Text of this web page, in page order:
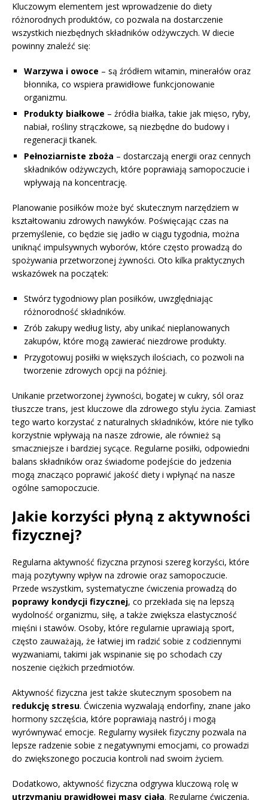
Kluczowym elementem jest wprowadzenie do diety
różnorodnych produktów, co pozwala na dostarczenie
wszystkich niezbędnych składników odżywczych. W diecie
powinny znaleźć się:
Warzywa i owoce – są źródłem witamin, minerałów oraz
błonnika, co wspiera prawidłowe funkcjonowanie
organizmu.
Produkty białkowe – źródła białka, takie jak mięso, ryby,
nabiał, rośliny strączkowe, są niezbędne do budowy i
regeneracji tkanek.
Pełnoziarniste zboża – dostarczają energii oraz cennych
składników odżywczych, które poprawiają samopoczucie i
wpływają na koncentrację.
Planowanie posiłków może być skutecznym narzędziem w
kształtowaniu zdrowych nawyków. Poświęcając czas na
przemyślenie, co będzie się jadło w ciągu tygodnia, można
uniknąć impulsywnych wyborów, które często prowadzą do
spożywania przetworzonej żywności. Oto kilka praktycznych
wskazówek na początek:
Stwórz tygodniowy plan posiłków, uwzględniając
różnorodność składników.
Zrób zakupy według listy, aby unikać nieplanowanych
zakupów, które mogą zawierać niezdrowe produkty.
Przygotowuj posiłki w większych ilościach, co pozwoli na
tworzenie zdrowych opcji na później.
Unikanie przetworzonej żywności, bogatej w cukry, sól oraz
tłuszcze trans, jest kluczowe dla zdrowego stylu życia. Zamiast
tego warto korzystać z naturalnych składników, które nie tylko
korzystnie wpływają na nasze zdrowie, ale również są
smaczniejsze i bardziej sycące. Regularne posiłki, odpowiedni
balans składników oraz świadome podejście do jedzenia
mogą znacząco poprawić jakość diety i wpłynąć na nasze
ogólne samopoczucie.
Jakie korzyści płyną z aktywności
fizycznej?
Regularna aktywność fizyczna przynosi szereg korzyści, które
mają pozytywny wpływ na zdrowie oraz samopoczucie.
Przede wszystkim, systematyczne ćwiczenia prowadzą do
poprawy kondycji fizycznej, co przekłada się na lepszą
wydolność organizmu, siłę, a także zwiększa elastyczność
mięśni i stawów. Osoby, które regularnie uprawiają sport,
często zauważają, że łatwiej im radzić sobie z codziennymi
wyzwaniami, takimi jak wspinanie się po schodach czy
noszenie ciężkich przedmiotów.
Aktywność fizyczna jest także skutecznym sposobem na
redukcję stresu. Ćwiczenia wyzwalają endorfiny, znane jako
hormony szczęścia, które poprawiają nastrój i mogą
wyrównywać emocje. Regularny wysiłek fizyczny pozwala na
lepsze radzenie sobie z negatywnymi emocjami, co prowadzi
do zwiększonego poczucia kontroli nad swoim życiem.
Dodatkowo, aktywność fizyczna odgrywa kluczową rolę w
utrzymaniu prawidłowej masy ciała. Regularne ćwiczenia,